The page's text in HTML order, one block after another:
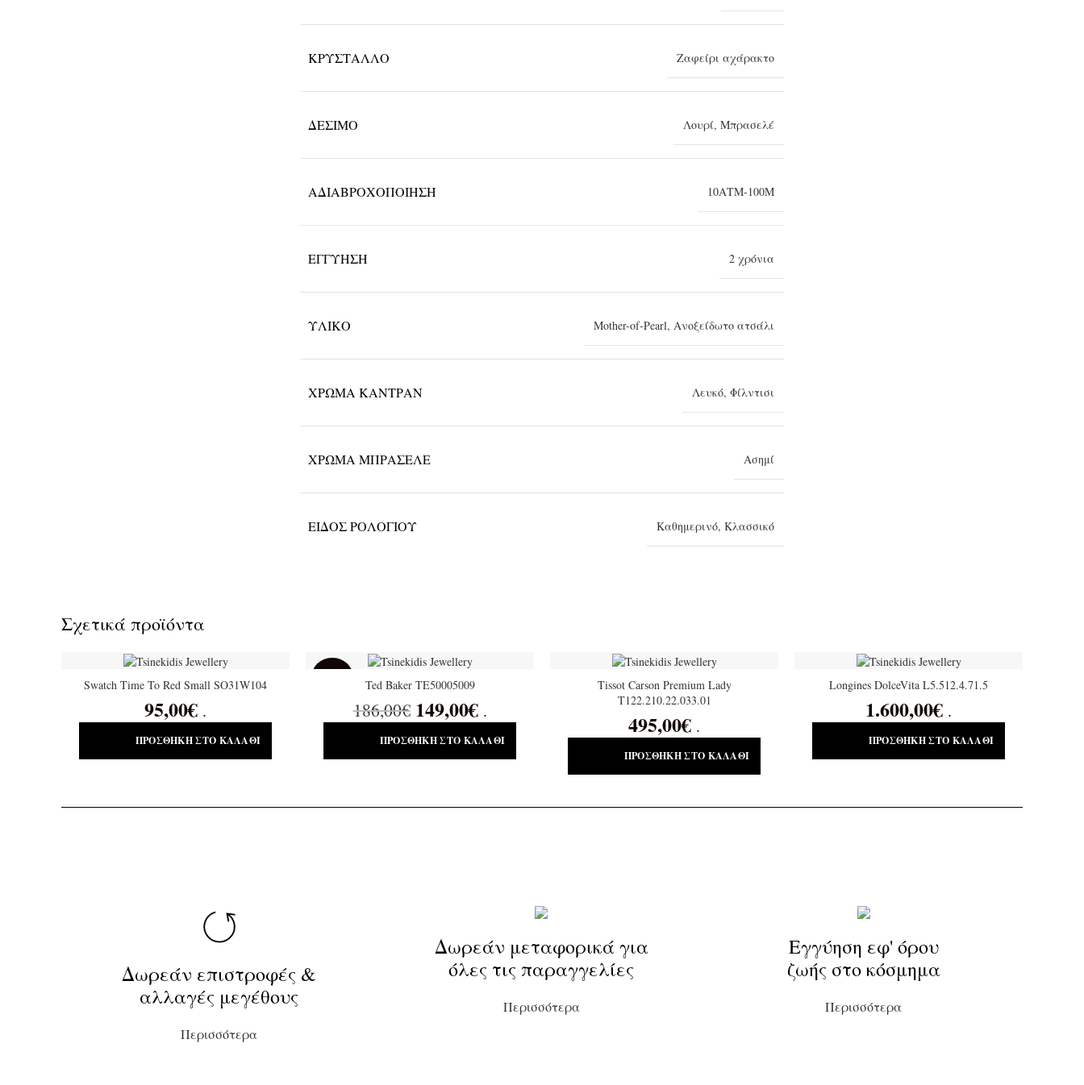
ΚΡΎΣΤΑΛΛΟ Ζαφείρι αχάρακτο
ΔΈΣΙΜΟ Λουρί, Μπρασελέ
ΑΔΙΑΒΡΟΧΟΠΟΊΗΣΗ 10ΑΤΜ-100Μ
ΕΓΓΎΗΣΗ 2 χρόνια
ΥΛΙΚΌ Mother-of-Pearl, Ανοξείδωτο ατσάλι
ΧΡΏΜΑ ΚΑΝΤΡΆΝ Λευκό, Φίλντισι
ΧΡΏΜΑ ΜΠΡΑΣΕΛΈ Ασημί
ΕΊΔΟΣ ΡΟΛΟΓΙΟΎ Καθημερινό, Κλασσικό
Σχετικά προϊόντα
Swatch Time To Red Small SO31W104
95,00€ .
ΠΡΟΣΘΉΚΗ ΣΤΟ ΚΑΛΆΘΙ
Ted Baker TE50005009
186,00€ 149,00€ .
ΠΡΟΣΘΉΚΗ ΣΤΟ ΚΑΛΆΘΙ
Tissot Carson Premium Lady
T122.210.22.033.01
495,00€ .
ΠΡΟΣΘΉΚΗ ΣΤΟ ΚΑΛΆΘΙ
Longines DolceVita L5.512.4.71.5
1.600,00€ .
ΠΡΟΣΘΉΚΗ ΣΤΟ ΚΑΛΆΘΙ
Δωρεάν επιστροφές &
αλλαγές μεγέθους
Περισσότερα
Δωρεάν μεταφορικά για
όλες τις παραγγελίες
Περισσότερα
Εγγύηση εφ' όρου
ζωής στο κόσμημα
Περισσότερα